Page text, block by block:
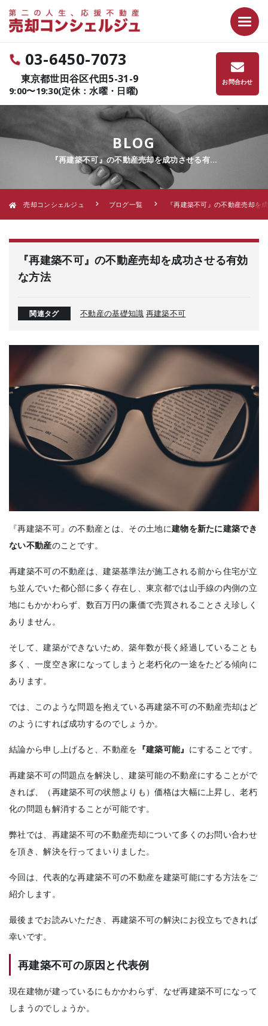
03-6450-7073
東京都世田谷区代田5-31-9
9:00〜19:30(定休：水曜・日曜)
お問合わせ
BLOG
『再建築不可』の不動産売却を成功させる有…
売却コンシェルジュ ブログ一覧 『再建築不可』の不動産売却を
『再建築不可』の不動産売却を成功させる有効
な方法
関連タグ 不動産の基礎知識 再建築不可
『再建築不可』の不動産とは、その土地に建物を新たに建築でき
ない不動産のことです。
再建築不可の不動産は、建築基準法が施工される前から住宅が立
ち並んでいた都心部に多く存在し、東京都では山手線の内側の立
地にもかかわらず、数百万円の廉価で売買されることさえ珍しく
ありません。
そして、建築ができないため、築年数が長く経過していることも
多く、一度空き家になってしまうと老朽化の一途をたどる傾向に
あります。
では、このような問題を抱えている再建築不可の不動産売却はど
のようにすれば成功するのでしょうか。
結論から申し上げると、不動産を 『建築可能』 にすることです。
再建築不可の問題点を解決し、建築可能の不動産にすることがで
きれば、（再建築不可の状態よりも）価格は大幅に上昇し、老朽
化の問題も解消することが可能です。
弊社では、再建築不可の不動産売却について多くのお問い合わせ
を頂き、解決を行ってまいりました。
今回は、代表的な再建築不可の不動産を建築可能にする方法をご
紹介します。
最後までお読みいただき、再建築不可の解決にお役立ちできれば
幸いです。
再建築不可の原因と代表例
現在建物が建っているにもかかわらず、なぜ再建築不可になって
しまうのでしょうか。